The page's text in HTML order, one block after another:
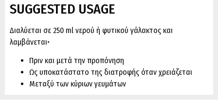
SUGGESTED USAGE
Διαλύεται σε 250 ml νερού ή φυτικού γάλακτος και
λαμβάνεται•
Πριν και μετά την προπόνηση
Ως υποκατάστατο της διατροφής όταν χρειάζεται
Μεταξύ των κύριων γευμάτων